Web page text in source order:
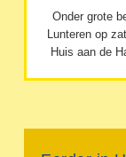
Onder grote
Lunteren op
Huis aan de